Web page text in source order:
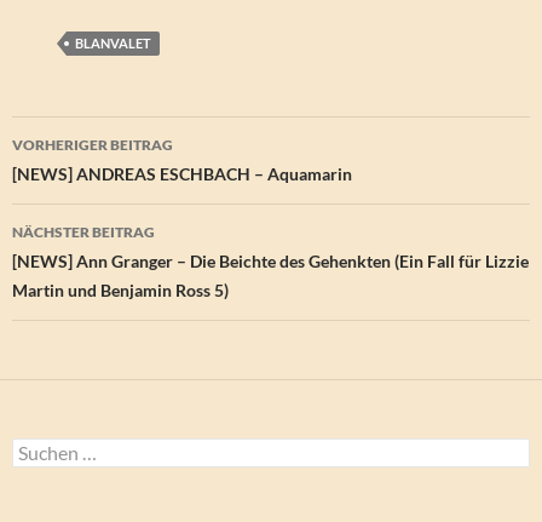
BLANVALET
Beitragsnavigation
VORHERIGER BEITRAG
[NEWS] ANDREAS ESCHBACH – Aquamarin
NÄCHSTER BEITRAG
[NEWS] Ann Granger – Die Beichte des Gehenkten (Ein Fall für Lizzie
Martin und Benjamin Ross 5)
Suchen
nach: